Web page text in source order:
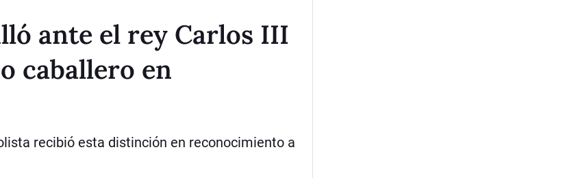
ante el rey Carlos III
caballero en
recibió esta distinción en reconocimiento a